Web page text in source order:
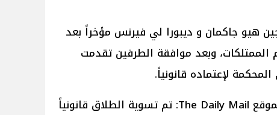
هيو جاكمان و ديبورا لي فيرنس مؤخراً بعد
الممتلكات، وبعد موافقة الطرفين تقدمت
لإعتماده قانونياً.
قال مصدر مُقرب من هيو جاكمان لموقع The Daily Mail: تم تسوية الطلاق قانونياً